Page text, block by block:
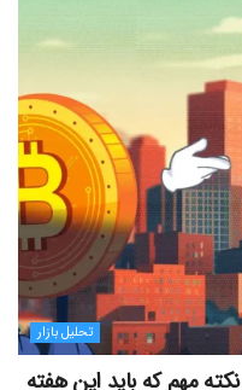
تحلیل بازار
جدال بیت کوین و اقتصاد کلان؛ ۵ نکته مهم که باید این هفته